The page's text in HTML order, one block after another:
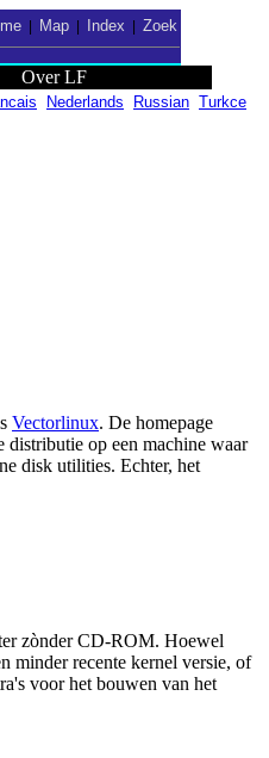
| Map| Index Zoek
Over LF
Nederlands Russian Turkce
Vectorlinux. De homepage
op een machine waar
disk utilities. Echter, het
zònder CD-ROM. Hoewel
minder recente kernel versie, of
voor het bouwen van het